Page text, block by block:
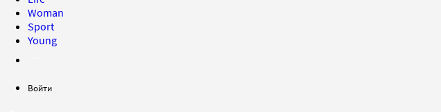
Woman
Sport
Young
Войти